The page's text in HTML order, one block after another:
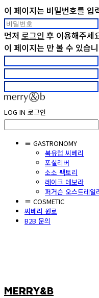
이 페이지는 비밀번호를 입
먼저 로그인 후 이용해주세
이 페이지는 만 볼 수 있습
LOG IN 로그인
≡ GASTRONOMY
북유럽 씨베리
포실리버
소소 팩토리
레이크 데보라
퍼거슨 오스트레일
≡ COSMETIC
씨베리 원료
B2B 문의
MERRY&B